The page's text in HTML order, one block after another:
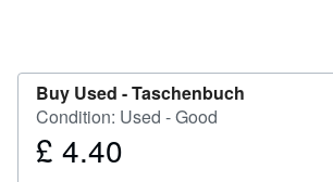
Buy Used -Taschenbuch
Condition: Used - Good
Price
£ 4.40